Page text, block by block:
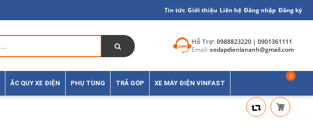
Tin tức Giới thiệu Liên hệ Đăng nhập Đăng ký
Hỗ Trợ:0988823220 | 0901361111
Email: xedapdienlananh@gmail.com
ẮC QUY XE ĐIỆN PHỤ TÙNG TRẢ GÓP XE MÁY ĐIỆN VINFAST
0